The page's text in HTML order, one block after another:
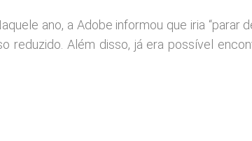
ano, a Adobe informou que iria “parar
reduzido. Além disso, já era possível